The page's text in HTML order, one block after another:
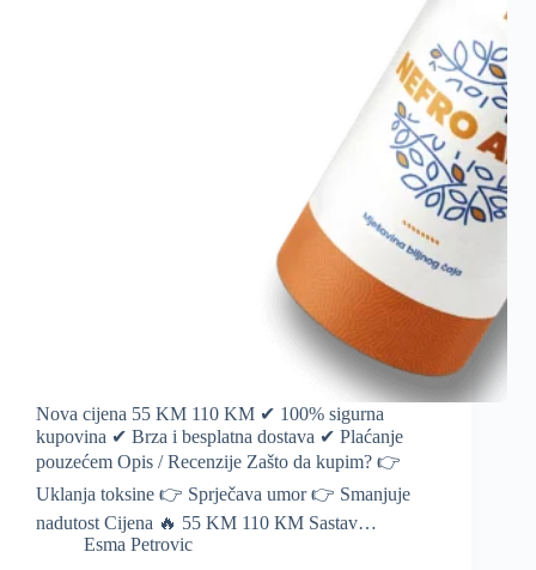
Nova cijena 55 KM 110 KM ✔ 100% sigurna
kupovina ✔ Brza i besplatna dostava ✔ Plaćanje
pouzećem Opis / Recenzije Zašto da kupim? 👉
Uklanja toksine 👉 Sprječava umor 👉 Smanjuje
nadutost Cijena 🔥 55 KM 110 КМ Sastav…
Esma Petrovic